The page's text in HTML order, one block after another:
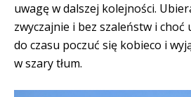
uwagę w dalszej kolejności.
zwyczajnie i bez szaleństw i choć
do czasu poczuć się kobieco i
w szary tłum.